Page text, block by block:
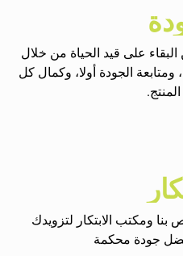
البقاء على قيد الحياة من خلال
الجودة أولا، وكمال كل
بنا ومكتب الابتكار لتزويدك
جودة محكمة